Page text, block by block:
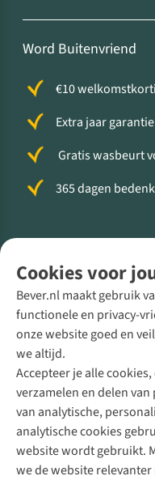
Cookies voor
Bever.nl maakt gebruik
functionele en privacy-
onze website goed en
we altijd.
Accepteer je alle
verzamelen en delen
van analytische,
analytische cookies
website wordt gebruikt.
we de website
Word Buitenvriend
€10
Extra jaar garantie
Gratis wasbeurt
365 dagen
Direct advies van
+31 (0)85 888 50 88
+31 6 12 28 49 80
Contactformulier